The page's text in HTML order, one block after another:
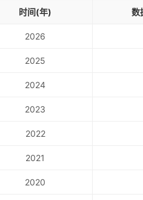
时间(年) 数
2026
2025
2024
2023
2022
2021
2020